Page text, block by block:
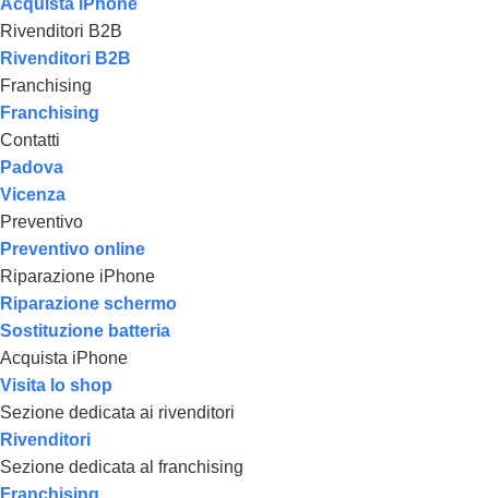
Acquista iPhone
Rivenditori B2B
Rivenditori B2B
Franchising
Franchising
Contatti
Padova
Vicenza
Preventivo
Preventivo online
Riparazione iPhone
Riparazione schermo
Sostituzione batteria
Acquista iPhone
Visita lo shop
Sezione dedicata ai rivenditori
Rivenditori
Sezione dedicata al franchising
Franchising